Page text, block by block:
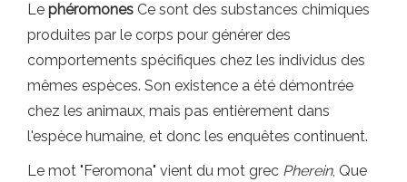
Le phéromones Ce sont des substances chimiques
produites par le corps pour générer des
comportements spécifiques chez les individus des
mêmes espèces. Son existence a été démontrée
chez les animaux, mais pas entièrement dans
l'espèce humaine, et donc les enquêtes continuent.
Le mot "Feromona" vient du mot grec Pherein, Que